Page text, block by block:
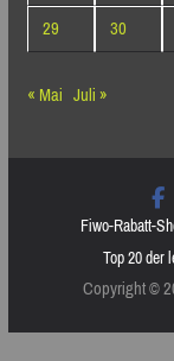
29
30
« Mai Juli »
Fiwo-Rabatt-
Top 20 der
Copyright ©